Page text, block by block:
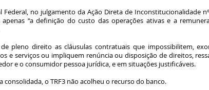
no julgamento da Ação Direta de Inconstitucionalidade
“a definição do custo das operações ativas e a
pleno direito as cláusulas contratuais que impossibilitem,
e serviços ou impliquem renúncia ou disposição de direitos,
e o consumidor pessoa jurídica, e em situações justificáveis.
o TRF3 não acolheu o recurso do banco.